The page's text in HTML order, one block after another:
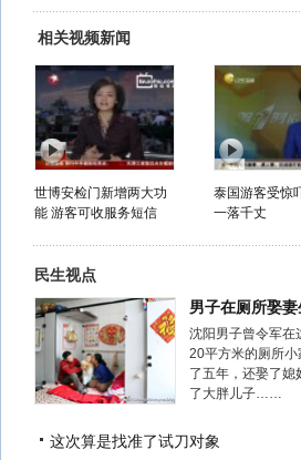
相关视频新闻
世博安检门新增两大功
能 游客可收服务短信
泰国游客受惊
一落千丈
民生视点
男子在厕所娶
沈阳男子曾令军在
20平方米的厕所小
了五年，还娶了媳
了大胖儿子……
这次算是找准了试刀对象